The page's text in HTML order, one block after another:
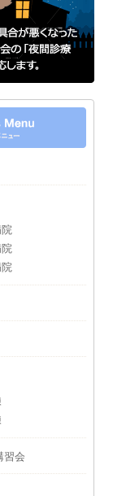
院
習会